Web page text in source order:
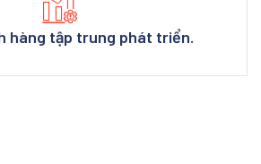
hàng tập trung phát triển.